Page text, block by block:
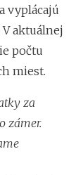
vyplácajú
aktuálnej
počtu
miest.
za
zámer.